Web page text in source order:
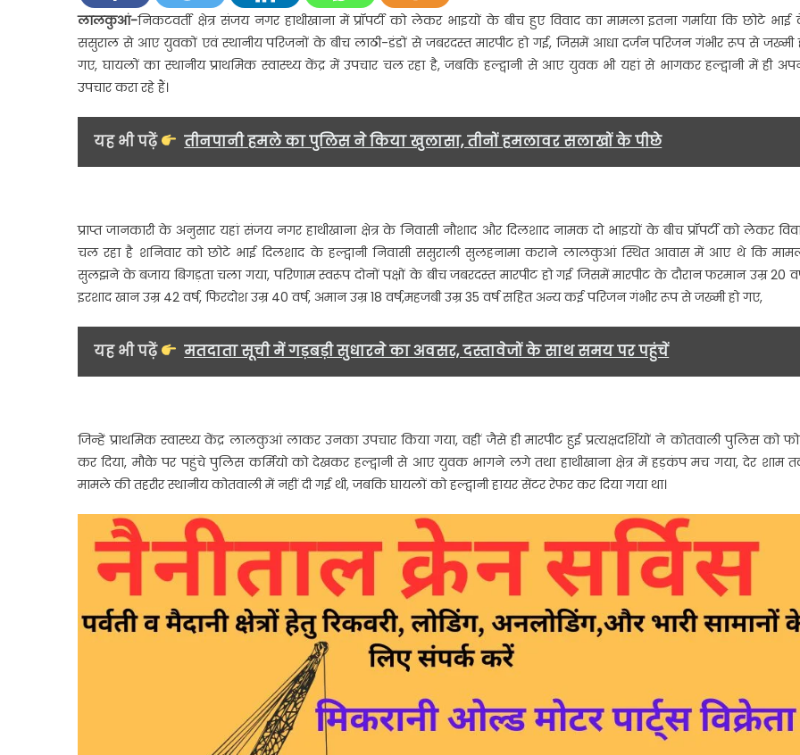
लेकर
दो
पक्षों
के
लाठी-
डंडों
से
लालकुआं-निकटवर्ती क्षेत्र संजय नगर हाथीखाना में प्रॉपर्टी को लेकर भाइयों के बीच हुए विवाद का मामला इतना गर्माया कि छोटे
ससुराल से आए युवकों एवं स्थानीय परिजनों के बीच लाठी-डंडों से जबरदस्त मारपीट हो गई, जिसमें आधा दर्जन परिजन गंभीर रूप से जख्मी
गए, घायलों का स्थानीय प्राथमिक स्वास्थ्य केंद्र में उपचार चल रहा है, जबकि हल्द्वानी से आए युवक भी यहां से भागकर हल्द्वानी में ही
उपचार करा रहे हैं।
यह भी पढ़ें तीनपानी हमले का पुलिस ने किया खुलासा, तीनों हमलावर सलाखों के पीछे
प्राप्त जानकारी के अनुसार यहां संजय नगर हाथीखाना क्षेत्र के निवासी नौशाद और दिलशाद नामक दो भाइयों के बीच प्रॉपर्टी को लेकर
चल रहा है शनिवार को छोटे भाई दिलशाद के हल्द्वानी निवासी ससुराली सुलहनामा कराने लालकुआं स्थित आवास में आए थे कि
सुलझने के बजाय बिगड़ता चला गया, परिणाम स्वरूप दोनों पक्षों के बीच जबरदस्त मारपीट हो गई जिसमें मारपीट के दौरान फरमान उम्र 20
इरशाद खान उम्र 42 वर्ष, फिरदोश उम्र 40 वर्ष, अमान उम्र 18 वर्ष,महजबी उम्र 35 वर्ष सहित अन्य कई परिजन गंभीर रूप से जख्मी हो गए,
यह भी पढ़ें मतदाता सूची में गड़बड़ी सुधारने का अवसर, दस्तावेजों के साथ समय पर पहुंचें
जिन्हें प्राथमिक स्वास्थ्य केंद्र लालकुआं लाकर उनका उपचार किया गया, वहीं जैसे ही मारपीट हुई प्रत्यक्षदर्शियों ने कोतवाली पुलिस को
कर दिया, मौके पर पहुंचे पुलिस कर्मियो को देखकर हल्द्वानी से आए युवक भागने लगे तथा हाथीखाना क्षेत्र में हड़कंप मच गया, देर शाम
मामले की तहरीर स्थानीय कोतवाली में नहीं दी गई थी, जबकि घायलों को हल्द्वानी हायर सेंटर रेफर कर दिया गया था।